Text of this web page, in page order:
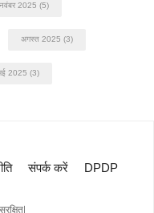
नवंबर 2025 (5)
अगस्त 2025 (3)
2025 (3)
संपर्क करें DPDP